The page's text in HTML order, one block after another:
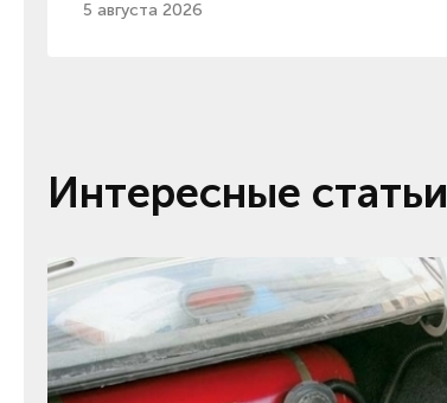
5 августа 2026
Интересные статьи